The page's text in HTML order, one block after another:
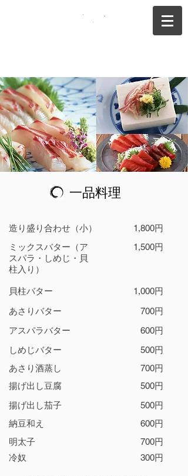
一品料理
造り盛り合わせ（小）
1,800円
ミックスバター（ア
スパラ・しめじ・貝
柱入り）
1,500円
貝柱バター
1,000円
あさりバター
700円
アスパラバター
600円
しめじバター
500円
あさり酒蒸し
700円
揚げ出し豆腐
500円
揚げ出し茄子
500円
納豆和え
600円
明太子
700円
​冷奴
300円